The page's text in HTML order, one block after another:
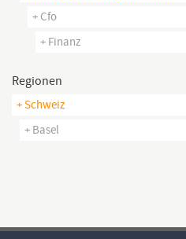
+ Cfo
+ Finanz
Regionen
+ Schweiz
+ Basel